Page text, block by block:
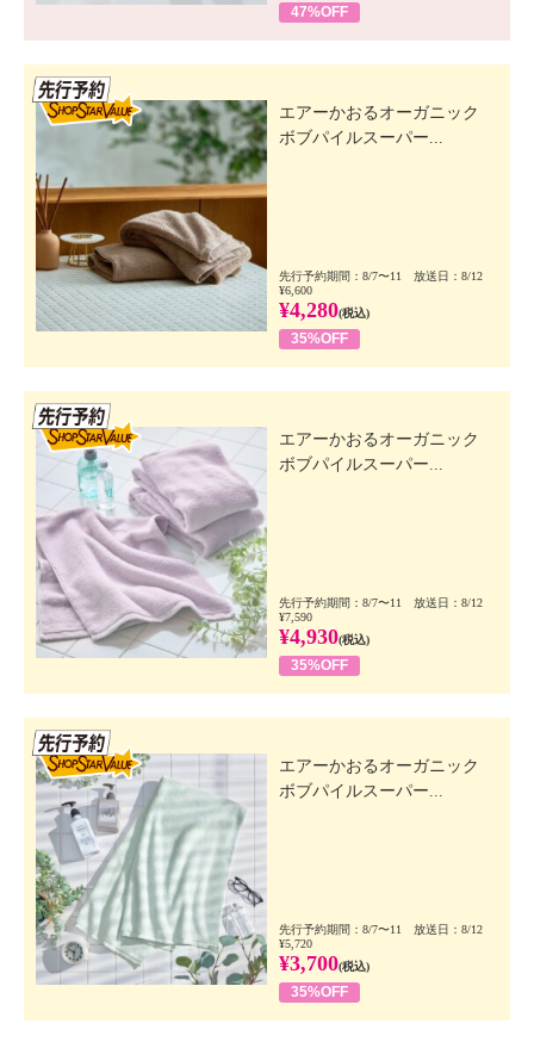
47%OFF
エアーかおるオーガニック
ボブパイルスーパー...
先行予約期間：8/7〜11 放送日：8/12
¥6,600
¥4,280(税込)
35%OFF
エアーかおるオーガニック
ボブパイルスーパー...
先行予約期間：8/7〜11 放送日：8/12
¥7,590
¥4,930(税込)
35%OFF
エアーかおるオーガニック
ボブパイルスーパー...
先行予約期間：8/7〜11 放送日：8/12
¥5,720
¥3,700(税込)
35%OFF